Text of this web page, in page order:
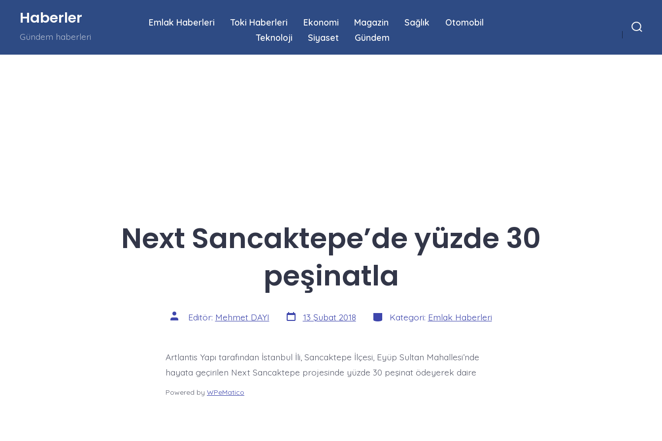
Arama
Göster/Gizle
Haberler
Gündem haberleri
Emlak Haberleri Toki Haberleri Ekonomi Magazin Sağlık
Otomobil
Teknoloji
Siyaset Gündem
Next Sancaktepe’de yüzde 30
peşinatla
Yazının
yazarı
Editör: Mehmet DAYI Yazı
tarihi
13 Şubat 2018 Kategoriler
Kategori: Emlak Haberleri
Artlantis Yapı tarafından İstanbul İli, Sancaktepe İlçesi, Eyüp Sultan Mahallesi’nde
hayata geçirilen Next Sancaktepe projesinde yüzde 30 peşinat ödeyerek daire
Powered by WPeMatico